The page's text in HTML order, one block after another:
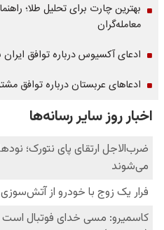
بهترین چارت برای تحلیل طلا؛
معامله‌گران
ادعای آکسیوس درباره توافق ایران
ادعاهای عربستان درباره توافق